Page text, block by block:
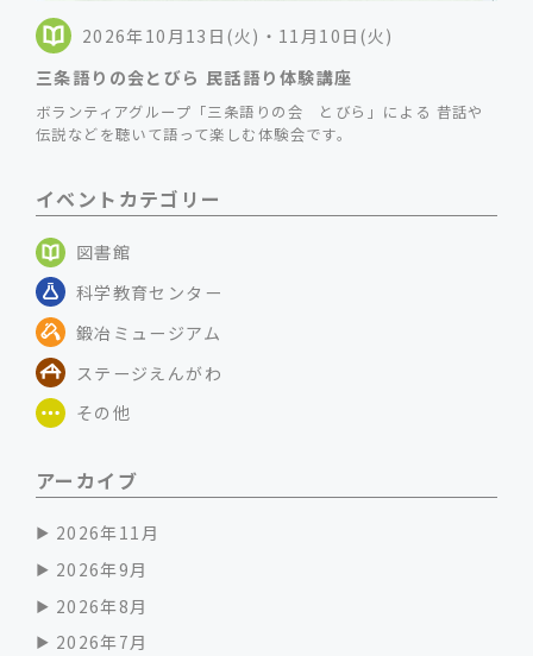
2026年10月13日(火)・11月10日(火)
三条語りの会とびら 民話語り体験講座
ボランティアグループ「三条語りの会 とびら」による 昔話や
伝説などを聴いて語って楽しむ体験会です。
イベントカテゴリー
図書館
科学教育センター
鍛冶ミュージアム
ステージえんがわ
その他
アーカイブ
2026年11月
2026年9月
2026年8月
2026年7月